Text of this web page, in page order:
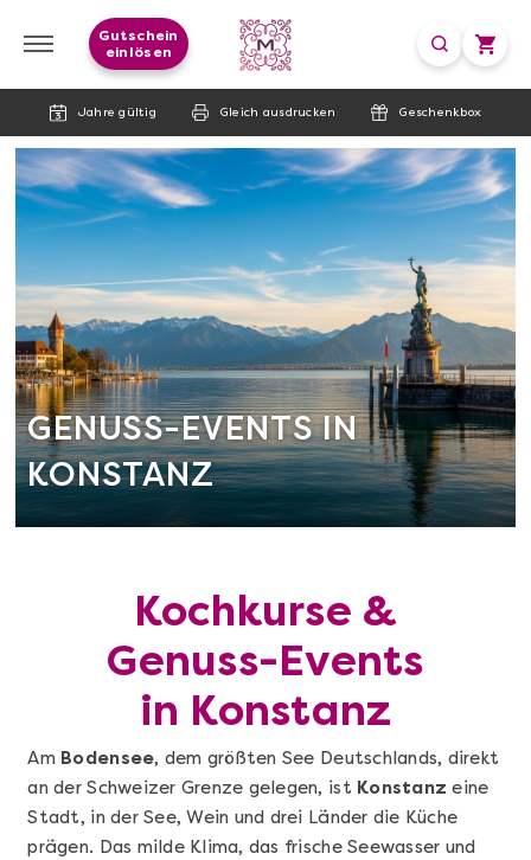
Jahre gültig Gleich ausdrucken Geschenkbox
Gutschein
einlösen
GENUSS-EVENTS IN
KONSTANZ
Kochkurse &
Genuss-Events
in Konstanz
Am Bodensee, dem größten See Deutschlands, direkt
an der Schweizer Grenze gelegen, ist Konstanz eine
Stadt, in der See, Wein und drei Länder die Küche
prägen. Das milde Klima, das frische Seewasser und